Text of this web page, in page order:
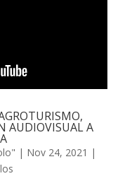
AUDIOVISUAL A
| Nov 24, 2021 |